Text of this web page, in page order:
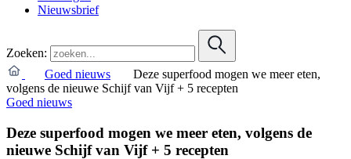
Nieuwsbrief
Zoeken:
Goed nieuws
Deze superfood mogen we meer eten,
volgens de nieuwe Schijf van Vijf + 5 recepten
Goed nieuws
Deze superfood mogen we meer eten, volgens de
nieuwe Schijf van Vijf + 5 recepten